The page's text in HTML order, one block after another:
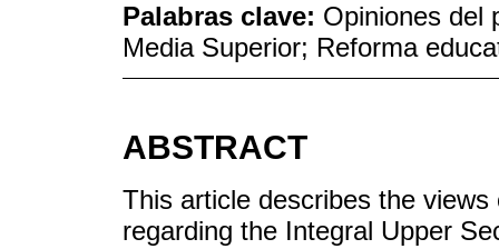
Palabras clave: Opiniones del
Media Superior; Reforma
ABSTRACT
This article describes the
regarding the Integral Upper